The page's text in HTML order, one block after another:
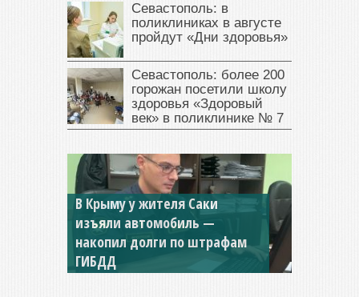
Севастополь: в
поликлиниках в августе
пройдут «Дни здоровья»
Севастополь: более 200
горожан посетили школу
здоровья «Здоровый
век» в поликлинике № 7
В Крыму у жителя Саки
изъяли автомобиль —
накопил долги по штрафам
ГИБДД
Севастопольская компания
заплатила 877 тысяч рублей
долга — арестовали счета